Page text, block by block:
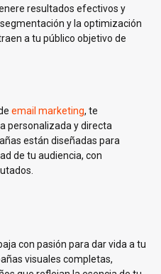
resultados efectivos y
y la optimización
a tu público objetivo de
email marketing, te
personalizada y directa
están diseñadas para
de tu audiencia, con
con pasión para dar vida a tu
visuales completas,